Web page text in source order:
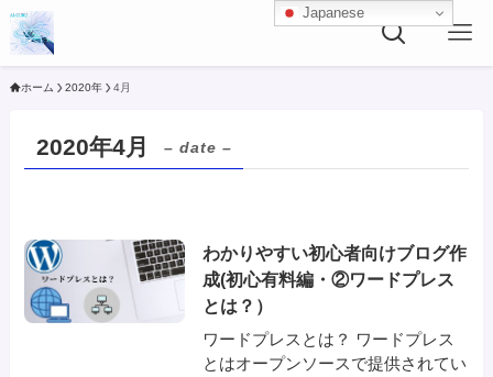
ホーム 2020年 4月
2020年4月 – date –
わかりやすい初心者向けブログ作
成(初心有料編・②ワードプレス
とは？）
ワードプレスとは？ ワードプレス
とはオープンソースで提供されてい
Japanese